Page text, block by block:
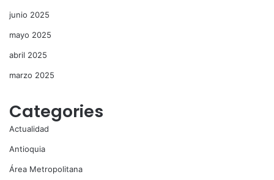
junio 2025
mayo 2025
abril 2025
marzo 2025
Categories
Actualidad
Antioquia
Área Metropolitana